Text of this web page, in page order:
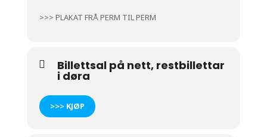
>>> PLAKAT FRÅ PERM TIL PERM
Billettsal på nett, restbillettar
i døra
>>> KJØP